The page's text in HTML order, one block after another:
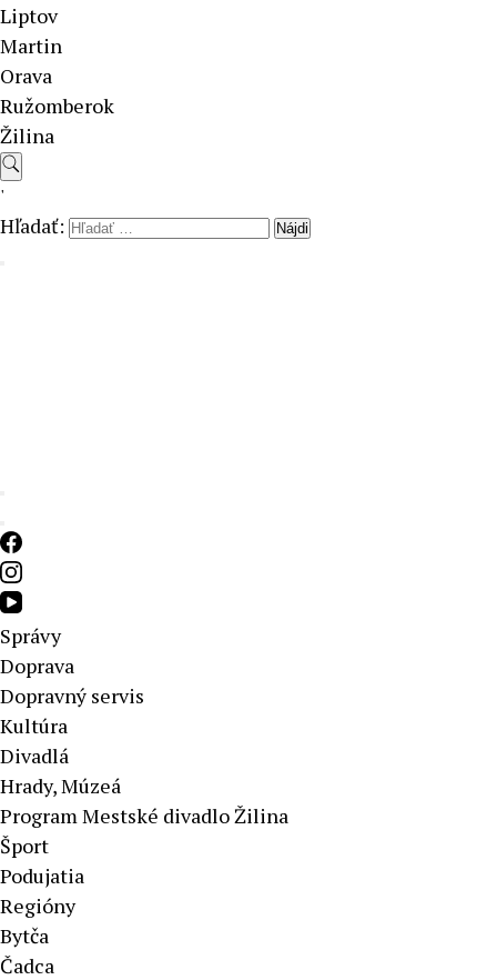
Liptov
Martin
Orava
Ružomberok
Žilina
'
Hľadať:
Správy
Doprava
Dopravný servis
Kultúra
Divadlá
Hrady, Múzeá
Program Mestské divadlo Žilina
Šport
Podujatia
Regióny
Bytča
Čadca